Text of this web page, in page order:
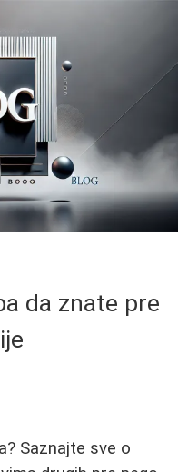
da znate pre
Saznajte sve o